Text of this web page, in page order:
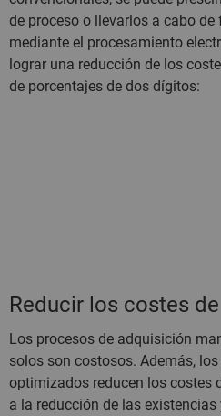
de proceso o llevarlos a cabo
mediante el procesamiento
lograr una reducción de los
de porcentajes de dos dígitos:
Reducir los costes
Los procesos de adquisición
solos son costosos. Además,
optimizados reducen los costes
a la reducción de las